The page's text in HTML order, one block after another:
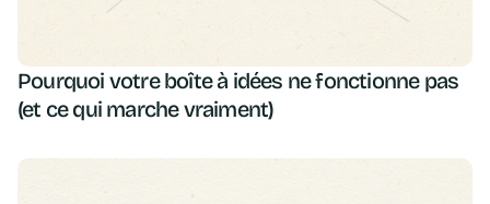
Pourquoi votre boîte à idées ne fonctionne pas
(et ce qui marche vraiment)